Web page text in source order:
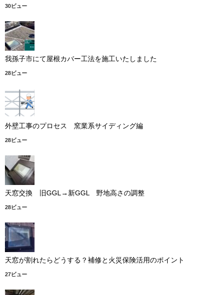
30ビュー
我孫子市にて屋根カバー工法を施工いたしました
28ビュー
外壁工事のプロセス 窯業系サイディング編
28ビュー
天窓交換 旧GGL→新GGL 野地高さの調整
28ビュー
天窓が割れたらどうする？補修と火災保険活用のポイント
27ビュー